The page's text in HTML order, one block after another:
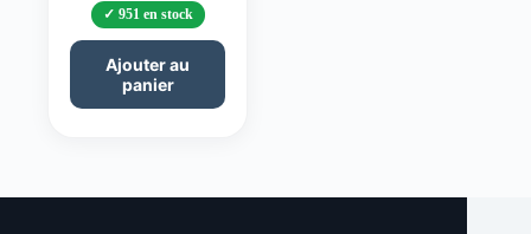
951 en stock
Ajouter au
panier